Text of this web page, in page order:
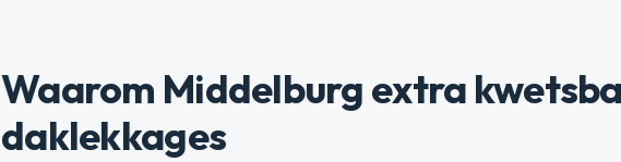
Waarom Middelburg extra
daklekkages